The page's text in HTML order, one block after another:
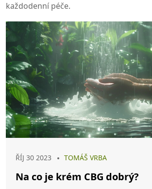
každodenní péče.
ŘÍJ 30 2023 TOMÁŠ VRBA
Na co je krém CBG dobrý?